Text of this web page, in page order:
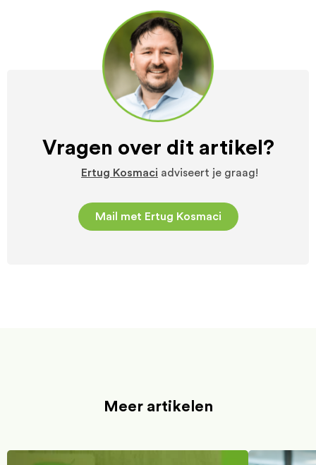
Vragen over dit artikel?
Ertug Kosmaci adviseert je graag!
Mail met Ertug Kosmaci
Meer artikelen